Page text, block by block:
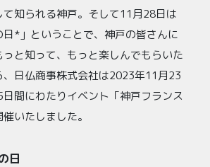
て知られる神戸。そして11月28日は
日*」ということで、神戸の皆さんに
と知って、もっと楽しんでもらいた
、日仏商事株式会社は2023年11月23
間にわたりイベント「神戸フランス
いたしました。
日